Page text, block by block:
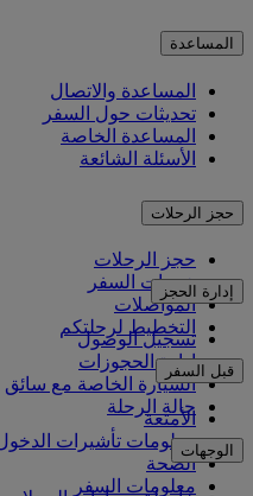
المساعدة
المساعدة والاتصال
تحديثات حول السفر
المساعدة الخاصة
الأسئلة الشائعة
حجز الرحلات
حجز الرحلات
خدمات السفر
المواصلات
التخطيط لرحلتكم
إدارة الحجز
تسجيل الوصول
إدارة الحجوزات
السيارة الخاصة مع سائق
حالة الرحلة
قبل السفر
الأمتعة
معلومات تأشيرات
الصحة
معلومات السفر
الوجهات